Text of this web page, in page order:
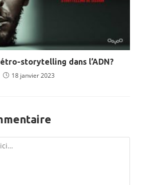
storytelling dans l’ADN?
18 janvier 2023